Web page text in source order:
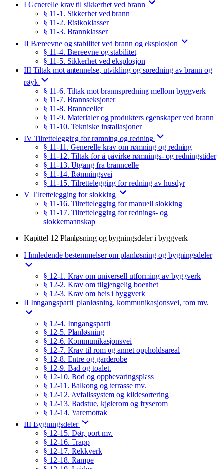
I Generelle krav til sikkerhet ved brann
§ 11-1. Sikkerhet ved brann
§ 11-2. Risikoklasser
§ 11-3. Brannklasser
II Bæreevne og stabilitet ved brann og eksplosjon
§ 11-4. Bæreevne og stabilitet
§ 11-5. Sikkerhet ved eksplosjon
III Tiltak mot antennelse, utvikling og spredning av brann og
røyk
§ 11-6. Tiltak mot brannspredning mellom byggverk
§ 11-7. Brannseksjoner
§ 11-8. Brannceller
§ 11-9. Materialer og produkters egenskaper ved brann
§ 11-10. Tekniske installasjoner
IV Tilrettelegging for rømning og redning
§ 11-11. Generelle krav om rømning og redning
§ 11-12. Tiltak for å påvirke rømnings- og redningstider
§ 11-13. Utgang fra branncelle
§ 11-14. Rømningsvei
§ 11-15. Tilrettelegging for redning av husdyr
V Tilrettelegging for slokking
§ 11-16. Tilrettelegging for manuell slokking
§ 11-17. Tilrettelegging for rednings- og
slokkemannskap
Kapittel 12 Planløsning og bygningsdeler i byggverk
I Innledende bestemmelser om planløsning og bygningsdeler
§ 12-1. Krav om universell utforming av byggverk
§ 12-2. Krav om tilgjengelig boenhet
§ 12-3. Krav om heis i byggverk
II Inngangsparti, planløsning, kommunikasjonsvei, rom mv.
§ 12-4. Inngangsparti
§ 12-5. Planløsning
§ 12-6. Kommunikasjonsvei
§ 12-7. Krav til rom og annet oppholdsareal
§ 12-8. Entre og garderobe
§ 12-9. Bad og toalett
§ 12-10. Bod og oppbevaringsplass
§ 12-11. Balkong og terrasse mv.
§ 12-12. Avfallssystem og kildesortering
§ 12-13. Badstue, kjølerom og fryserom
§ 12-14. Varemottak
III Bygningsdeler
§ 12-15. Dør, port mv.
§ 12-16. Trapp
§ 12-17. Rekkverk
§ 12-18. Rampe